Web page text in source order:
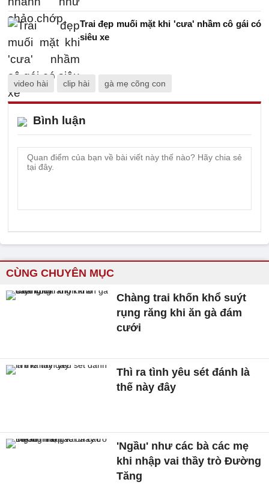
Trai đẹp muối mặt khi 'cưa' nhầm cô gái có
siêu xe
video hài clip hài gà mẹ cõng con
Bình luận
CÙNG CHUYÊN MỤC
Chàng trai khốn khổ suýt
rụng răng khi ăn gà đám
cưới
Thì ra tình yêu sét đánh là
thế này đây
'Ngầu' như các bà các mẹ
khi nhập vai thầy trò Đường
Tăng